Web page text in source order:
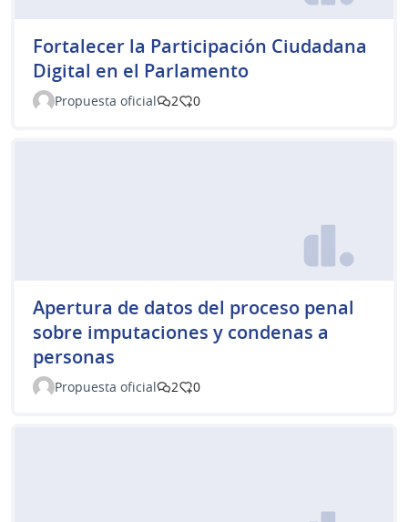
Fortalecer la Participación Ciudadana
Digital en el Parlamento
Propuesta oficial 2 0
Apertura de datos del proceso penal
sobre imputaciones y condenas a
personas
Propuesta oficial 2 0